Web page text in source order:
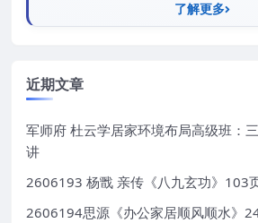
了解更多
近期文章
军师府 杜云学居家环境布局高级班：
讲
2606193 杨戬 亲传《八九玄功》103
2606194思源《办公家居顺风顺水》